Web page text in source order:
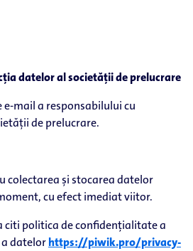
datelor al societății de prelucrare
mail a responsabilului cu
de prelucrare.
colectarea și stocarea datelor
cu efect imediat viitor.
citi politica de confidențialitate a
datelorhttps://piwik.pro/privacy-